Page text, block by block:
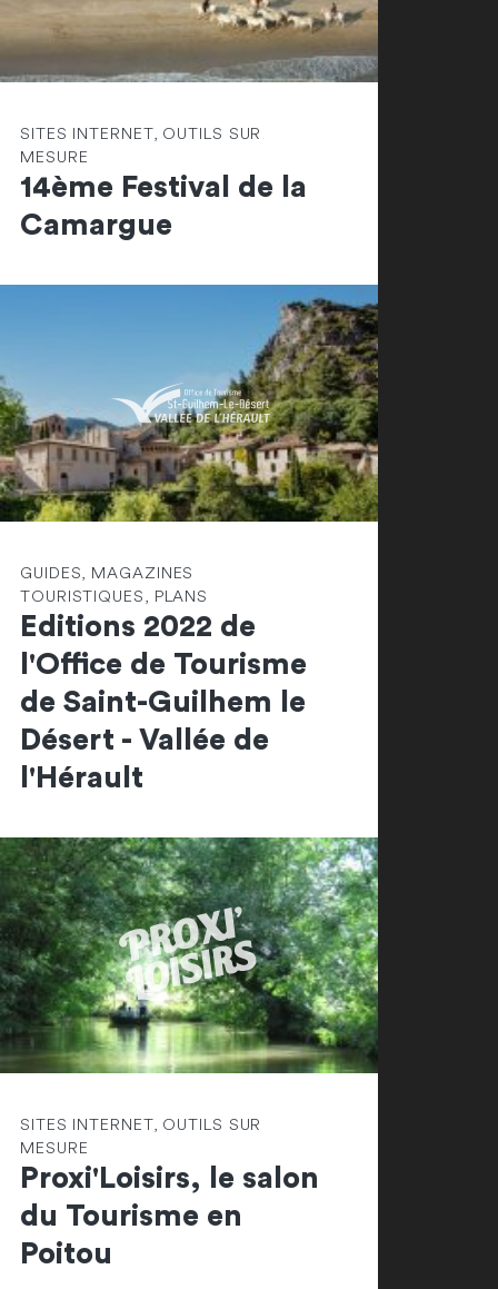
SITES INTERNET, OUTILS SUR
MESURE
14ème Festival de la
Camargue
GUIDES, MAGAZINES
TOURISTIQUES, PLANS
Editions 2022 de
l'Office de Tourisme
de Saint-Guilhem le
Désert - Vallée de
l'Hérault
SITES INTERNET, OUTILS SUR
MESURE
Proxi'Loisirs, le salon
du Tourisme en
Poitou